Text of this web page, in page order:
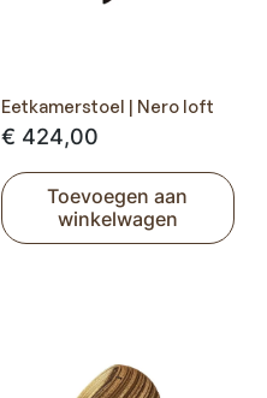
Eetkamerstoel | Nero loft
€ 424,00
Toevoegen aan
winkelwagen